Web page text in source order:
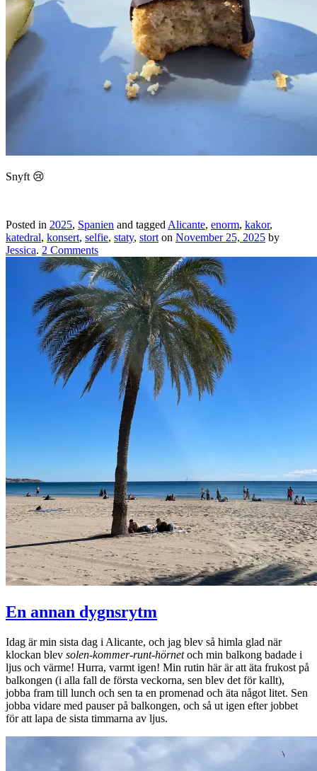
Snyft 😢
Posted in 2025, Spanien and tagged Alicante, enorm, kakor,
katedral, konsert, selfie, staty, stort on November 25, 2025 by
Jessica. 2 Comments
En annan dygnsrytm
Idag är min sista dag i Alicante, och jag blev så himla glad när
klockan blev solen-kommer-runt-hörnetoch min balkong badade i
ljus och värme! Hurra, varmt igen! Min rutin här är att äta frukost på
balkongen (i alla fall de första veckorna, sen blev det för kallt),
jobba fram till lunch och sen ta en promenad och äta något litet. Sen
jobba vidare med pauser på balkongen, och så ut igen efter jobbet
för att lapa de sista timmarna av ljus.